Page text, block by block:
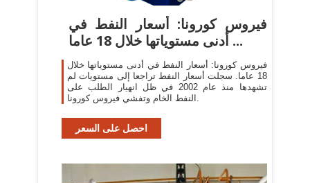
فيروس كورونا: أسعار النفط في
أدنى مستوياتها خلال 18 عاما ...
فيروس كورونا: أسعار النفط في أدنى مستوياتها خلال
18 عاما. سجلت أسعار النفط تراجعا إلى مستويات لم
تشهدها منذ عام 2002 في ظل انهيار الطلب على
النفط الخام وتفشي فيروس كورونا.
احصل على السعر